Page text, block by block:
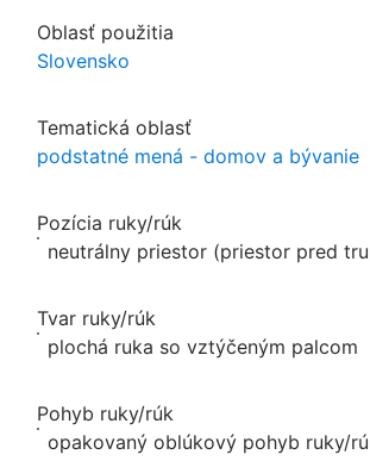
Oblasť použitia
Slovensko
Tematická oblasť
podstatné mená - domov a bývanie
Pozícia ruky/rúk
neutrálny priestor (priestor pred
Tvar ruky/rúk
plochá ruka so vztýčeným palcom
Pohyb ruky/rúk
opakovaný oblúkový pohyb ruky/